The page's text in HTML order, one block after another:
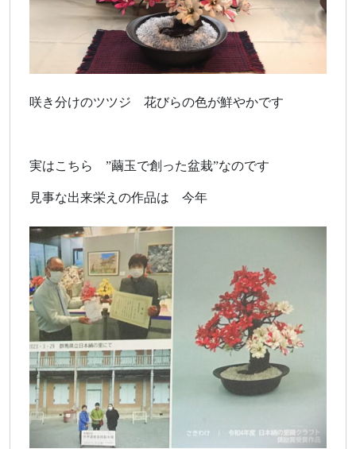
咲き分けのツツジ 花びらの色が鮮やかです
実はこちら ”繭玉で創った盆栽”なのです
見事な出来栄えの作品は 今年